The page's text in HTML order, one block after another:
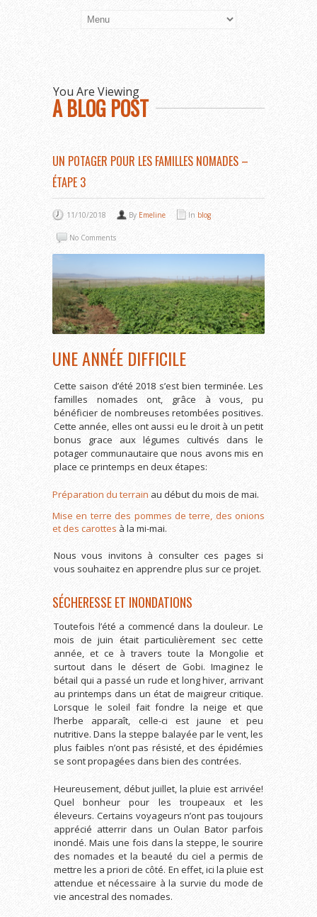
You Are Viewing
A BLOG POST
UN POTAGER POUR LES FAMILLES NOMADES –
ÉTAPE 3
11/10/2018 By Emeline In blog
No Comments
UNE ANNÉE DIFFICILE
Cette saison d’été 2018 s’est bien terminée. Les
familles nomades ont, grâce à vous, pu
bénéficier de nombreuses retombées positives.
Cette année, elles ont aussi eu le droit à un petit
bonus grace aux légumes cultivés dans le
potager communautaire que nous avons mis en
place ce printemps en deux étapes:
Préparation du terrain au début du mois de mai.
Mise en terre des pommes de terre, des onions
et des carottes à la mi-mai.
Nous vous invitons à consulter ces pages si
vous souhaitez en apprendre plus sur ce projet.
SÉCHERESSE ET INONDATIONS
Toutefois l’été a commencé dans la douleur. Le
mois de juin était particulièrement sec cette
année, et ce à travers toute la Mongolie et
surtout dans le désert de Gobi. Imaginez le
bétail qui a passé un rude et long hiver, arrivant
au printemps dans un état de maigreur critique.
Lorsque le soleil fait fondre la neige et que
l’herbe apparaît, celle-ci est jaune et peu
nutritive. Dans la steppe balayée par le vent, les
plus faibles n’ont pas résisté, et des épidémies
se sont propagées dans bien des contrées.
Heureusement, début juillet, la pluie est arrivée!
Quel bonheur pour les troupeaux et les
éleveurs. Certains voyageurs n’ont pas toujours
apprécié atterrir dans un Oulan Bator parfois
inondé. Mais une fois dans la steppe, le sourire
des nomades et la beauté du ciel a permis de
mettre les a priori de côté. En effet, ici la pluie est
attendue et nécessaire à la survie du mode de
vie ancestral des nomades.